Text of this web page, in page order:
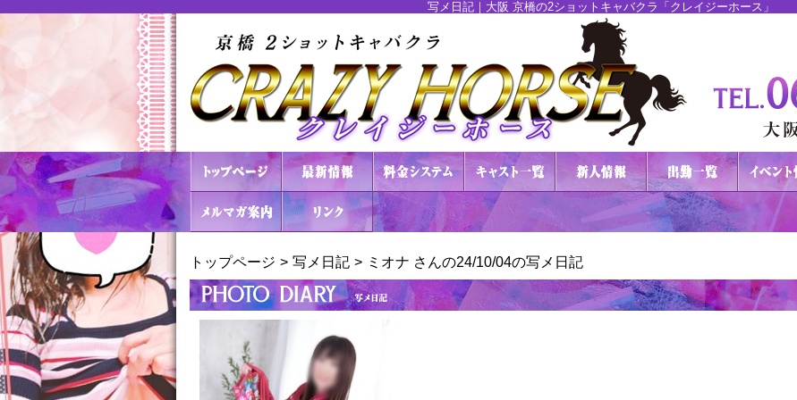
写メ日記｜大阪 京橋の2ショットキャバクラ「クレイジーホース」
トップページ 写メ日記 ミオナ さんの24/10/04の写メ日記